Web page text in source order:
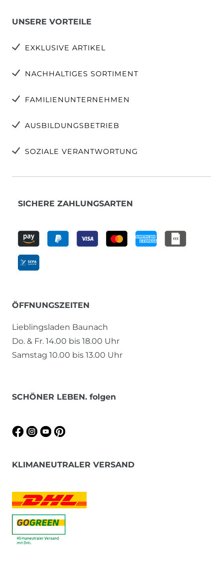
UNSERE VORTEILE
EXKLUSIVE ARTIKEL
NACHHALTIGES SORTIMENT
FAMILIENUNTERNEHMEN
AUSBILDUNGSBETRIEB
SOZIALE VERANTWORTUNG
SICHERE ZAHLUNGSARTEN
ÖFFNUNGSZEITEN
Lieblingsladen Baunach
Do. & Fr. 14.00 bis 18.00 Uhr
Samstag 10.00 bis 13.00 Uhr
SCHÖNER LEBEN. folgen
KLIMANEUTRALER VERSAND